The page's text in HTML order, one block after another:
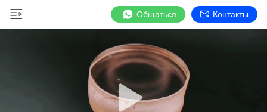
Общаться Контакты